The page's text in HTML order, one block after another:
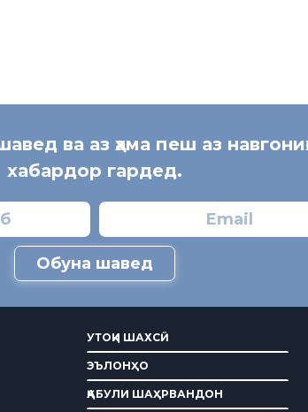
ва аз ҳама пеш аз
хабардор гардед.
Обуна шавед
УТОҚИ ШАХСӢ
ЭЪЛОНҲО
ҚАБУЛИ ШАҲРВАНДОН